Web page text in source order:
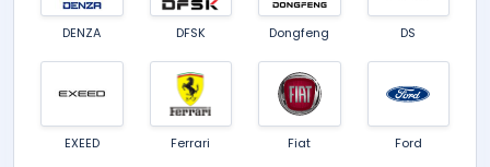
DENZA DFSK Dongfeng DS
EXEED Ferrari Fiat Ford